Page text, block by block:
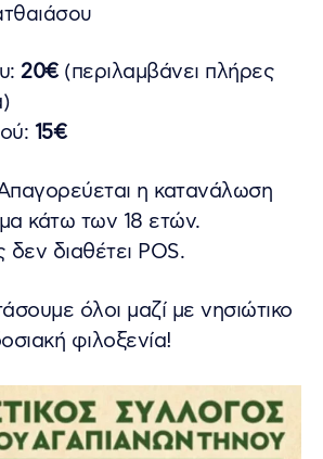
20€(περιλαμβάνει πλήρες
15€
η κατανάλωση
κάτω των 18 ετών.
διαθέτει POS.
όλοι μαζί με νησιώτικο
φιλοξενία!